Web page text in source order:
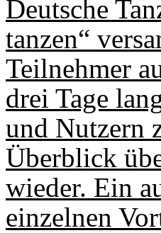
Deutsche
tanzen“
Teilnehmer
drei Tage
und Nutzern
Überblick
wieder. Ein
einzelnen